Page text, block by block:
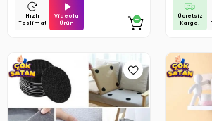
Hızlı
Teslimat
Videolu
Ürün
Ücretsiz
Kargo!